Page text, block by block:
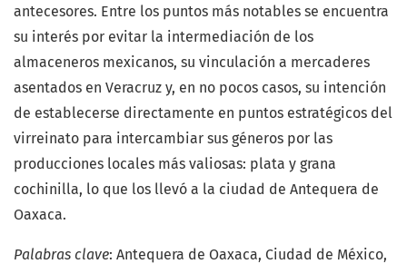
antecesores. Entre los puntos más notables se encuentra
su interés por evitar la intermediación de los
almaceneros mexicanos, su vinculación a mercaderes
asentados en Veracruz y, en no pocos casos, su intención
de establecerse directamente en puntos estratégicos del
virreinato para intercambiar sus géneros por las
producciones locales más valiosas: plata y grana
cochinilla, lo que los llevó a la ciudad de Antequera de
Oaxaca.
Palabras clave: Antequera de Oaxaca, Ciudad de México,